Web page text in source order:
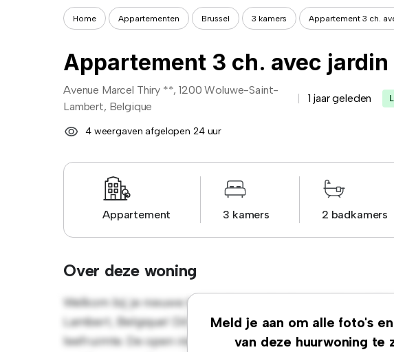
Home Appartementen Brussel 3 kamers Appartement 3 ch.
Avenue Marcel Thiry **, 1200 Woluwe-Saint-
Lambert, Belgique
1 jaar geleden
4 weergaven afgelopen 24 uur
Appartement 3 kamers 2 badkamers
Over deze woning
Meld je aan om alle foto's
van deze huurwoning te
Welkom bij je nieuwe toevluchtsoord in Avenue Marcel
Lambert, Belgique! Dit moderne 3-
leefruimte. De open indeling is perfect voor entertainment